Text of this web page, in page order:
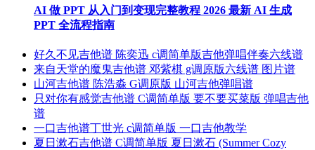
AI 做 PPT 从入门到变现完整教程 2026 最新 AI 生成
PPT 全流程指南
好久不见吉他谱 陈奕迅 c调简单版吉他弹唱伴奏六线谱
来自天堂的魔鬼吉他谱 邓紫棋 g调原版六线谱 图片谱
山河吉他谱 陈浩淼 G调原版 山河吉他弹唱谱
只对你有感觉吉他谱 C调简单版 要不要买菜版 弹唱吉他
谱
一口吉他谱丁世光 c调简单版 一口吉他教学
夏日漱石吉他谱 C调简单版 夏日漱石 (Summer Cozy